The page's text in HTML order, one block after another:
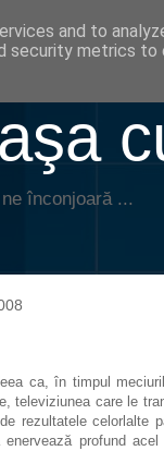
înconjoară ...
ca, în timpul
televiziunea care le
rezultatele celorlalte
profund acel
and to
security metrics